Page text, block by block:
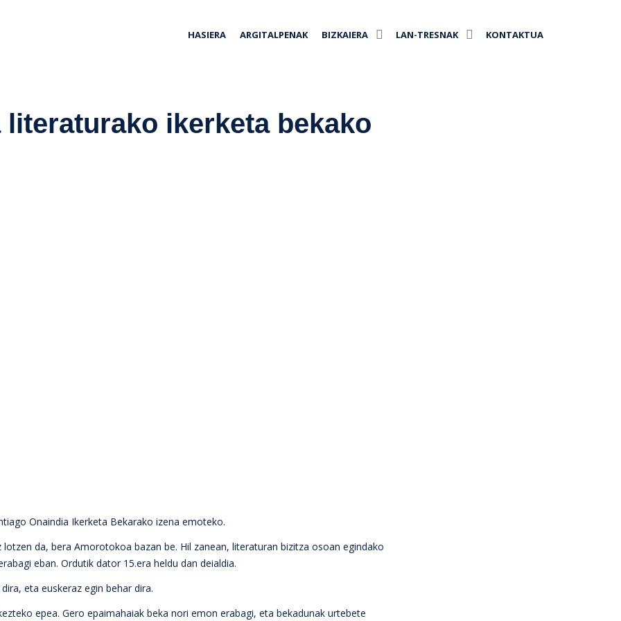
HASIERA ARGITALPENAK BIZKAIERA LAN-TRESNAK KONTAKTUA
ikerketa bekako
Onaindia Ikerketa Bekarako izena emoteko.
da, bera Amorotokoa bazan be. Hil zanean, literaturan bizitza osoan egindako
eban. Ordutik dator 15.era heldu dan deialdia.
eta euskeraz egin behar dira.
epea. Gero epaimahaiak beka nori emon erabagi, eta bekadunak urtebete